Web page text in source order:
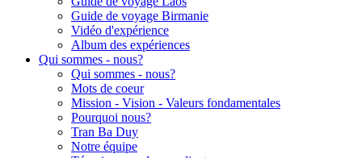
Guide de voyage Birmanie
Vidéo d'expérience
Album des expériences
Qui sommes - nous?
Qui sommes - nous?
Mots de coeur
Mission - Vision - Valeurs fondamentales
Pourquoi nous?
Tran Ba Duy
Notre équipe